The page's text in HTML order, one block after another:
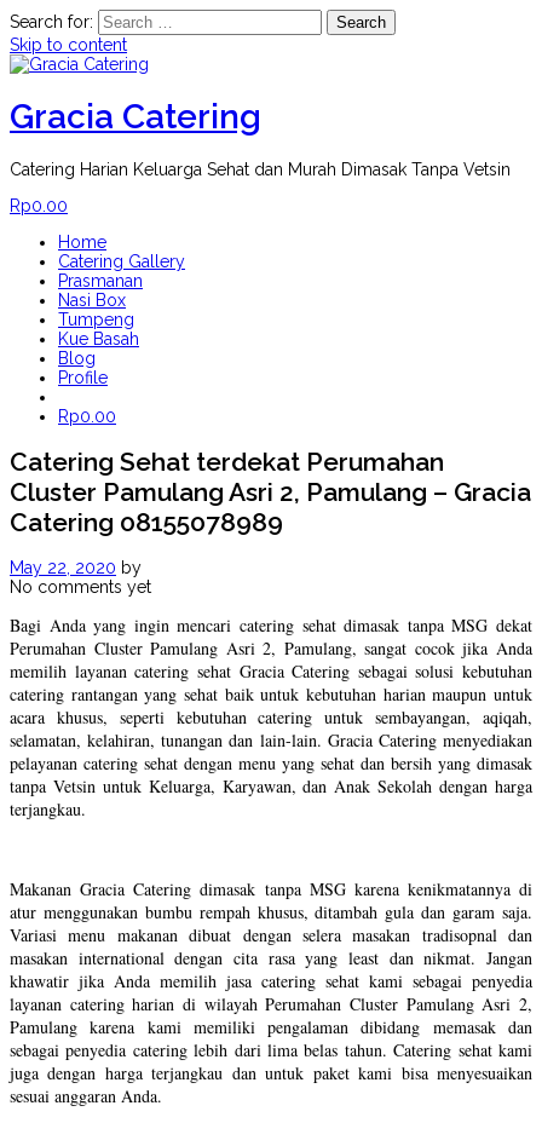
Search for:
Skip to content
Gracia Catering
Catering Harian Keluarga Sehat dan Murah Dimasak Tanpa Vetsin
Rp0.00
Home
Catering Gallery
Prasmanan
Nasi Box
Tumpeng
Kue Basah
Blog
Profile
Rp0.00
Catering Sehat terdekat Perumahan
Cluster Pamulang Asri 2, Pamulang – Gracia
Catering 08155078989
May 22, 2020 by
No comments yet
Bagi Anda yang ingin mencari catering sehat dimasak tanpa MSG dekat
Perumahan Cluster Pamulang Asri 2, Pamulang, sangat cocok jika Anda
memilih layanan catering sehat Gracia Catering sebagai solusi kebutuhan
catering rantangan yang sehat baik untuk kebutuhan harian maupun untuk
acara khusus, seperti kebutuhan catering untuk sembayangan, aqiqah,
selamatan, kelahiran, tunangan dan lain-lain. Gracia Catering menyediakan
pelayanan catering sehat dengan menu yang sehat dan bersih yang dimasak
tanpa Vetsin untuk Keluarga, Karyawan, dan Anak Sekolah dengan harga
terjangkau.
Makanan Gracia Catering dimasak tanpa MSG karena kenikmatannya di
atur menggunakan bumbu rempah khusus, ditambah gula dan garam saja.
Variasi menu makanan dibuat dengan selera masakan tradisopnal dan
masakan international dengan cita rasa yang least dan nikmat. Jangan
khawatir jika Anda memilih jasa catering sehat kami sebagai penyedia
layanan catering harian di wilayah Perumahan Cluster Pamulang Asri 2,
Pamulang karena kami memiliki pengalaman dibidang memasak dan
sebagai penyedia catering lebih dari lima belas tahun. Catering sehat kami
juga dengan harga terjangkau dan untuk paket kami bisa menyesuaikan
sesuai anggaran Anda.